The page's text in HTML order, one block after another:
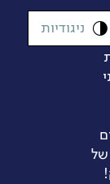
של
ניגודיות